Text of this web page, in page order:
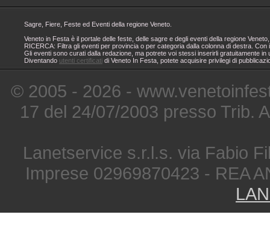
Sagre, Fiere, Feste ed Eventi della regione Veneto.
Veneto in Festa è il portale delle feste, delle sagre e degli eventi della regione
RICERCA: Filtra gli eventi per provincia o per categoria dalla colonna di destra.
Gli eventi sono curati dalla redazione, ma potrete voi stessi inserirli gratuitamente
Diventando utenti certificati di Veneto In Festa, potete acquisire privilegi di
© 2005 - 2026 -
17 del 24/07/2003 presso Trib.
Lanetservice s.r.l.s. via Fabio
Imprese 02969870423 - REA